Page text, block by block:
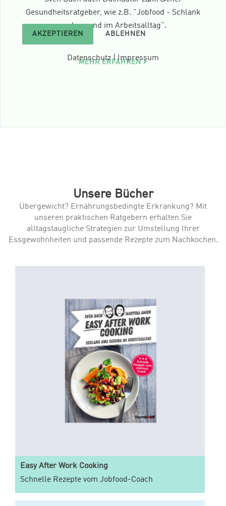
Gesundheitsratgeber, wie z.B. "Jobfood - Schlank
und gesund im Arbeitsalltag".
MEHR ERFAHREN
Unsere Bücher
Übergewicht? Ernährungsbedingte Erkrankung? Mit
unseren praktischen Ratgebern erhalten Sie
alltagstaugliche Strategien zur Umstellung Ihrer
Essgewohnheiten und passende Rezepte zum Nachkochen.
Easy After Work Cooking
Schnelle Rezepte vom Jobfood-Coach
AKZEPTIEREN ABLEHNEN
Datenschutz|Impressum